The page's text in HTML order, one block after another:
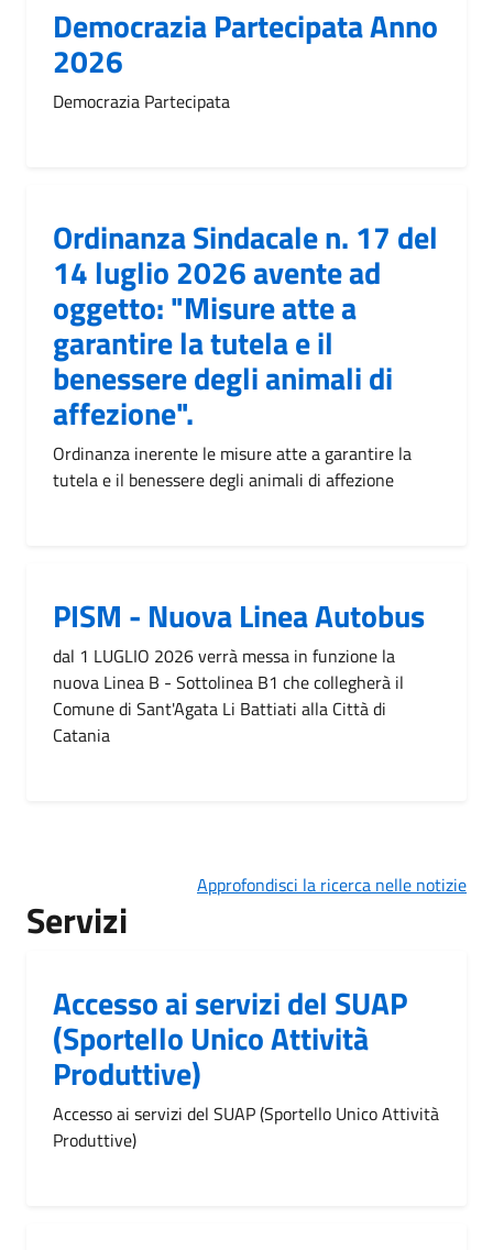
Democrazia Partecipata Anno
2026
Democrazia Partecipata
Ordinanza Sindacale n. 17 del
14 luglio 2026 avente ad
oggetto: "Misure atte a
garantire la tutela e il
benessere degli animali di
affezione".
Ordinanza inerente le misure atte a garantire la
tutela e il benessere degli animali di affezione
PISM - Nuova Linea Autobus
dal 1 LUGLIO 2026 verrà messa in funzione la
nuova Linea B - Sottolinea B1 che collegherà il
Comune di Sant'Agata Li Battiati alla Città di
Catania
Approfondisci la ricerca nelle notizie
Servizi
Accesso ai servizi del SUAP
(Sportello Unico Attività
Produttive)
Accesso ai servizi del SUAP (Sportello Unico Attività
Produttive)